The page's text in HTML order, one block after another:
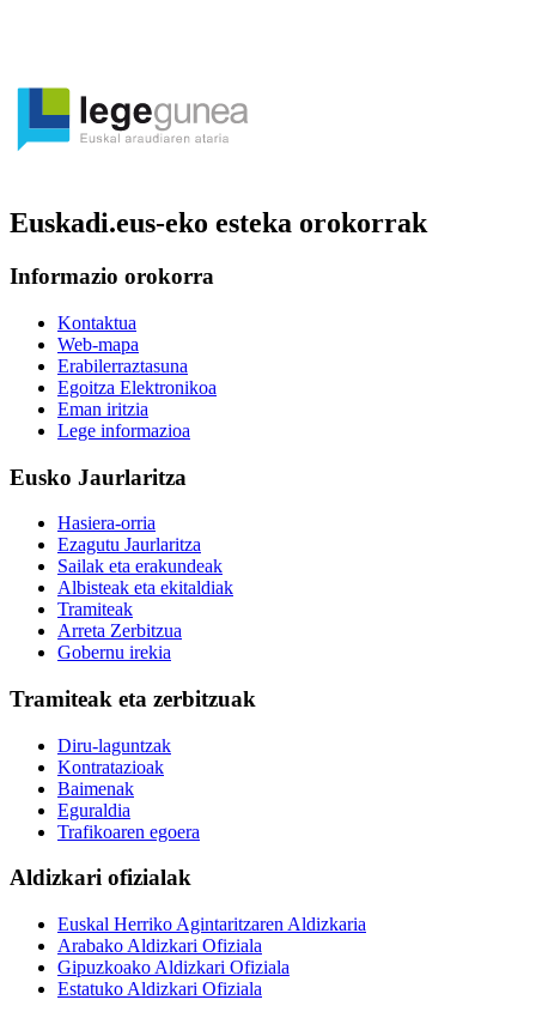
Euskadi.eus-eko esteka orokorrak
Informazio orokorra
Kontaktua
Web-mapa
Erabilerraztasuna
Egoitza Elektronikoa
Eman iritzia
Lege informazioa
Eusko Jaurlaritza
Hasiera-orria
Ezagutu Jaurlaritza
Sailak eta erakundeak
Albisteak eta ekitaldiak
Tramiteak
Arreta Zerbitzua
Gobernu irekia
Tramiteak eta zerbitzuak
Diru-laguntzak
Kontratazioak
Baimenak
Eguraldia
Trafikoaren egoera
Aldizkari ofizialak
Euskal Herriko Agintaritzaren Aldizkaria
Arabako Aldizkari Ofiziala
Gipuzkoako Aldizkari Ofiziala
Estatuko Aldizkari Ofiziala